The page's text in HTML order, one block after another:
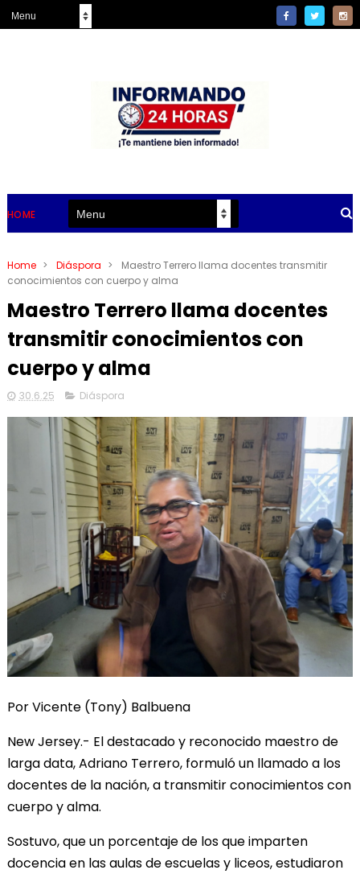
HOME
Home > Diáspora >
Maestro Terrero llama docentes transmitir
conocimientos con cuerpo y alma
Maestro Terrero llama docentes
transmitir conocimientos con
cuerpo y alma
30.6.25 Diáspora
Por Vicente (Tony) Balbuena
New Jersey.- El destacado y reconocido maestro de
larga data, Adriano Terrero, formuló un llamado a los
docentes de la nación, a transmitir conocimientos con
cuerpo y alma.
Sostuvo, que un porcentaje de los que imparten
docencia en las aulas de escuelas y liceos, estudiaron